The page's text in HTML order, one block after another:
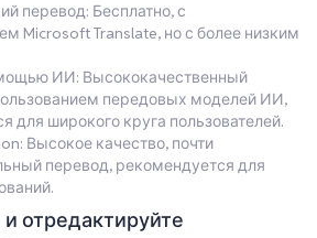
перевод: Бесплатно, с
Microsoft Translate, но с более низким
ИИ: Высококачественный
передовых моделей ИИ,
для широкого круга пользователей.
Высокое качество, почти
перевод, рекомендуется для
отредактируйте